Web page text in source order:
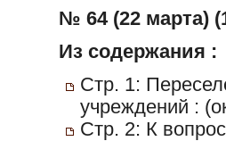
№ 64 (22 марта)
Из содержания :
Стр. 1:
учреждений :
Стр. 2: К